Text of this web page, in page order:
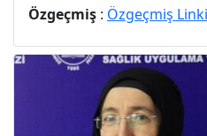
Özgeçmiş : Özgeçmiş Linki